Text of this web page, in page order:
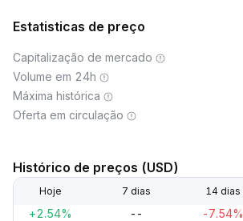
Estatisticas de preço
Capitalização de mercado
Volume em 24h
Máxima histórica
Oferta em circulação
Histórico de preços (USD)
Hoje 7 dias 14 dias
+2.54% -- -7.54%